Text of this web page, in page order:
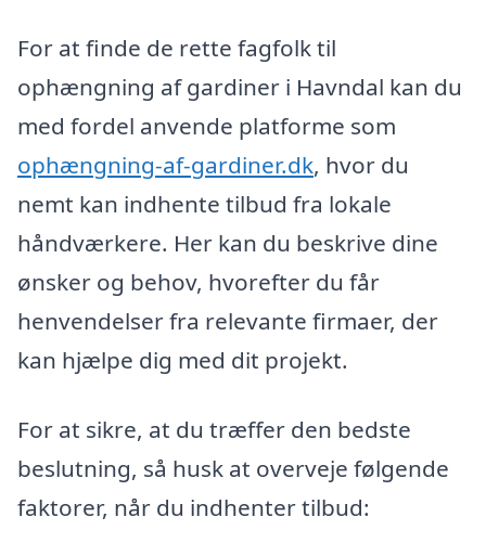
For at finde de rette fagfolk til
ophængning af gardiner i Havndal kan du
med fordel anvende platforme som
ophængning-af-gardiner.dk, hvor du
nemt kan indhente tilbud fra lokale
håndværkere. Her kan du beskrive dine
ønsker og behov, hvorefter du får
henvendelser fra relevante firmaer, der
kan hjælpe dig med dit projekt.
For at sikre, at du træffer den bedste
beslutning, så husk at overveje følgende
faktorer, når du indhenter tilbud: